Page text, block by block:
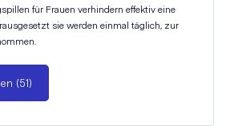
für Frauen verhindern effektiv eine
sie werden einmal täglich, zur
(51)